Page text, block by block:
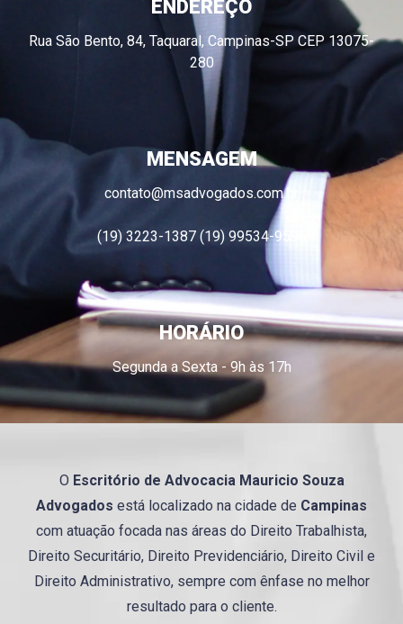
ENDEREÇO
Rua São Bento, 84, Taquaral, Campinas-SP CEP 13075-
280
MENSAGEM
contato@msadvogados.com.br
(19) 3223-1387 (19) 99534-9596
HORÁRIO
Segunda a Sexta - 9h às 17h
O Escritório de Advocacia Mauricio Souza
Advogados está localizado na cidade de Campinas
com atuação focada nas áreas do Direito Trabalhista,
Direito Securitário, Direito Previdenciário, Direito Civil e
Direito Administrativo, sempre com ênfase no melhor
resultado para o cliente.